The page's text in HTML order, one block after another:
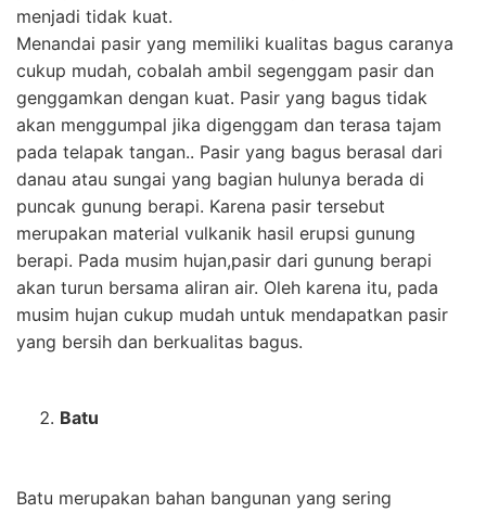
menjadi tidak kuat.
Menandai pasir yang memiliki kualitas bagus caranya
cukup mudah, cobalah ambil segenggam pasir dan
genggamkan dengan kuat. Pasir yang bagus tidak
akan menggumpal jika digenggam dan terasa tajam
pada telapak tangan.. Pasir yang bagus berasal dari
danau atau sungai yang bagian hulunya berada di
puncak gunung berapi. Karena pasir tersebut
merupakan material vulkanik hasil erupsi gunung
berapi. Pada musim hujan,pasir dari gunung berapi
akan turun bersama aliran air. Oleh karena itu, pada
musim hujan cukup mudah untuk mendapatkan pasir
yang bersih dan berkualitas bagus.
Batu
Batu merupakan bahan bangunan yang sering